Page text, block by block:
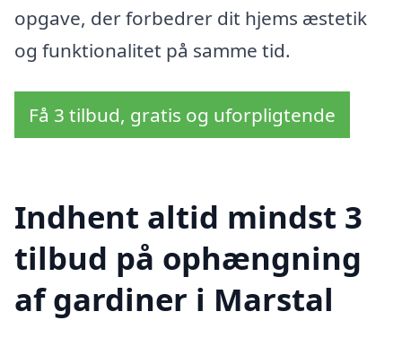
opgave, der forbedrer dit hjems æstetik
og funktionalitet på samme tid.
Få 3 tilbud, gratis og uforpligtende
Indhent altid mindst 3
tilbud på ophængning
af gardiner i Marstal